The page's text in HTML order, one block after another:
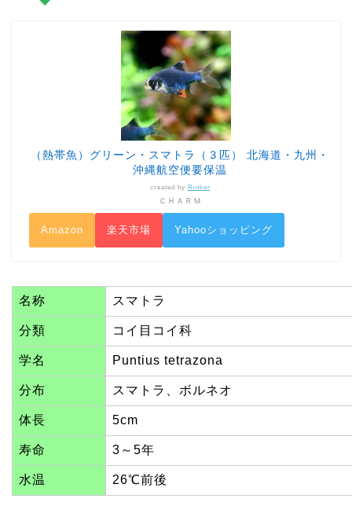
（熱帯魚）グリーン・スマトラ（３匹） 北海道・九州・
沖縄航空便要保温
created by Rinker
ＣＨＡＲＭ
Amazon 楽天市場 Yahooショッピング
名称 スマトラ
分類 コイ目コイ科
学名 Puntius tetrazona
分布 スマトラ、ボルネオ
体長 5cm
寿命 3～5年
水温 26℃前後